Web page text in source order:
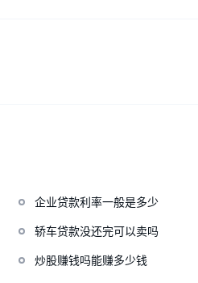
企业贷款利率一般是多少
轿车贷款没还完可以卖吗
炒股赚钱吗能赚多少钱